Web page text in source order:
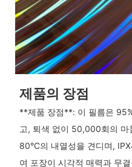
제품의 장점
**제품 장점**: 이 필름은
고, 퇴색 없이 50,000회의 마
80°C의 내열성을 견디며,
여 포장이 시각적 매력과 무